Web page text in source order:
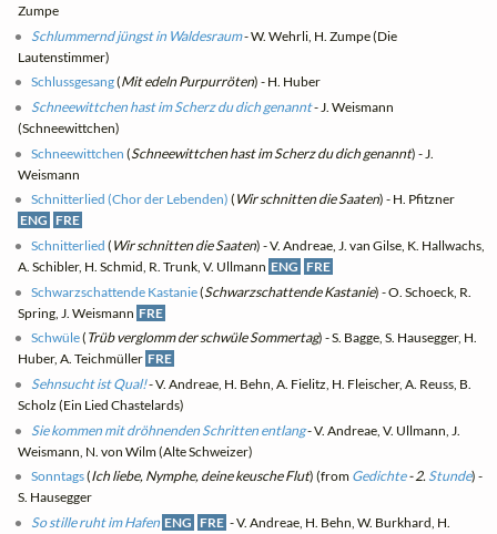
Zumpe
Schlummernd jüngst in Waldesraum- W. Wehrli, H. Zumpe (Die
Lautenstimmer)
Schlussgesang(Mit edeln Purpurröten) - H. Huber
Schneewittchen hast im Scherz du dich genannt- J. Weismann
(Schneewittchen)
Schneewittchen (Schneewittchen hast im Scherz du dich genannt) - J.
Weismann
Schnitterlied (Chor der Lebenden) ( Wir schnitten die Saaten) - H. Pfitzner
ENG FRE
Schnitterlied ( Wir schnitten die Saaten) - V. Andreae, J. van Gilse, K. Hallwachs,
A. Schibler, H. Schmid, R. Trunk, V. Ullmann ENG FRE
Schwarzschattende Kastanie(Schwarzschattende Kastanie) - O. Schoeck, R.
Spring, J. Weismann FRE
Schwüle( Trüb verglomm der schwüle Sommertag) - S. Bagge, S. Hausegger, H.
Huber, A. Teichmüller FRE
Sehnsucht ist Qual!- V. Andreae, H. Behn, A. Fielitz, H. Fleischer, A. Reuss, B.
Scholz (Ein Lied Chastelards)
Sie kommen mit dröhnenden Schritten entlang- V. Andreae, V. Ullmann, J.
Weismann, N. von Wilm (Alte Schweizer)
Sonntags(Ich liebe, Nymphe, deine keusche Flut) (from Gedichte- 2. Stunde) -
S. Hausegger
So stille ruht im Hafen ENG FRE - V. Andreae, H. Behn, W. Burkhard, H.